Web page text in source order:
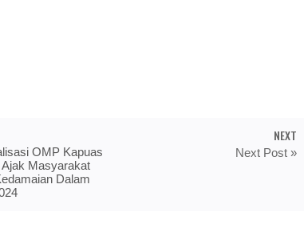
OMP Kapuas
Masyarakat
Dalam
NEXT
Next Post »